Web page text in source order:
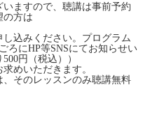
ますので、聴講は事前予約
の方は
込みください。プログラム
ろにHP等SNSにてお知らせい
円（税込））
めいただきます。
そのレッスンのみ聴講無料